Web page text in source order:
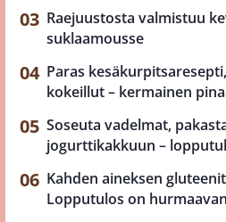
Raejuustosta valmistuu
suklaamousse
Paras
kokeillut – kermainen
Soseuta vadelmat,
jogurttikakkuun –
Kahden aineksen
Lopputulos on